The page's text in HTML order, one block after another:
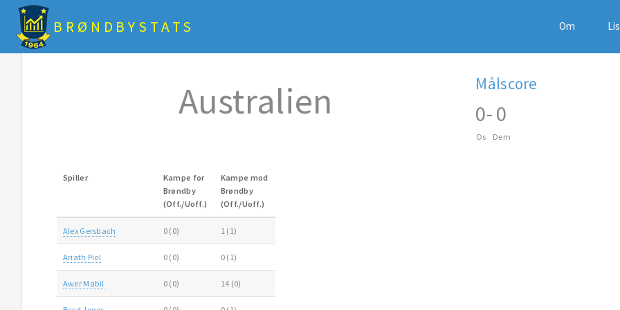
BRØNDBYSTATS Om
Australien Målscore
0
Os
-0
Dem
Spiller
Kampe for
Brøndby
(Off./Uoff.)
Kampe mod
Brøndby
(Off./Uoff.)
Alex Gersbach 0 (0) 1 (1)
Ariath Piol 0 (0) 0 (1)
Awer Mabil 0 (0) 14 (0)